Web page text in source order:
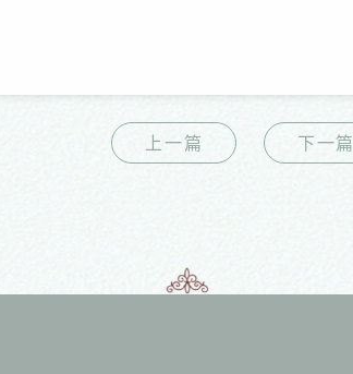
上一篇 下一篇